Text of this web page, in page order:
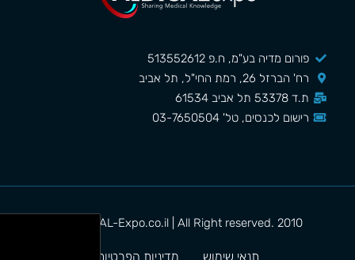
פורום מדיה בע"מ, ח.פ 513552612
רח' הברזל 26, רמת החי"ל, תל אביב
ת.ד 53378 תל אביב 61534
רישום לכנסים, טל' 03-7650504
MEDICAL-Expo.co.il | All Right reserved. 2010©
תנאי שימוש מדיניות הפרטיות